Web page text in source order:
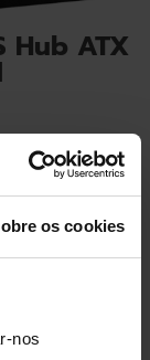
os cookies
nos
Hub ATX